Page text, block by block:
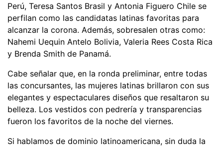
Perú, Teresa Santos Brasil y Antonia Figuero Chile se
perfilan como las candidatas latinas favoritas para
alcanzar la corona. Además, sobresalen otras como:
Nahemi Uequin Antelo Bolivia, Valeria Rees Costa Rica
y Brenda Smith de Panamá.
Cabe señalar que, en la ronda preliminar, entre todas
las concursantes, las mujeres latinas brillaron con sus
elegantes y espectaculares diseños que resaltaron su
belleza. Los vestidos con pedrería y transparencias
fueron los favoritos de la noche del viernes.
Si hablamos de dominio latinoamericana, sin duda la